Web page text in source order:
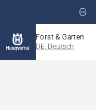
Forst & Garten
DE, Deutsch